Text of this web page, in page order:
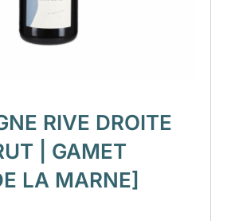
RIVE DROITE
| GAMET
LA MARNE]